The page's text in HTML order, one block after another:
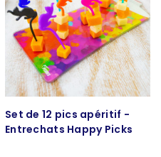
Set de 12 pics apéritif -
Entrechats Happy Picks